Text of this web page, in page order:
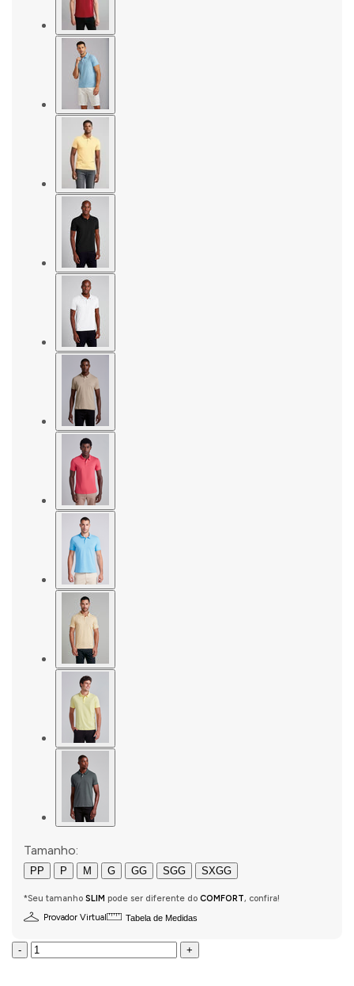
Tamanho:
PP P M G GG SGG SXGG
*Seu tamanho SLIM pode ser diferente do COMFORT, confira!
Provador Virtual
Tabela de Medidas
- +